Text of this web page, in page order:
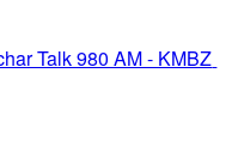
Talk 980 AM - KMBZ